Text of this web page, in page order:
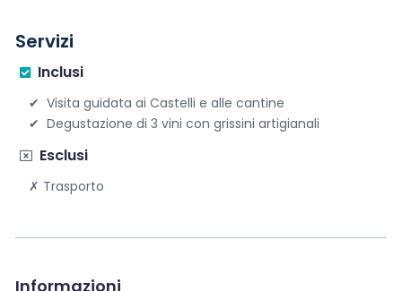
Servizi
Inclusi
Visita guidata ai Castelli e alle cantine
Degustazione di 3 vini con grissini artigianali
Esclusi
Trasporto
Informazioni